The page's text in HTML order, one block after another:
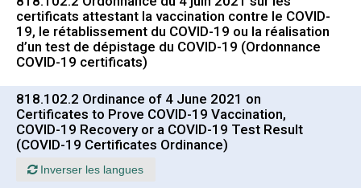
certificats attestant la vaccination contre le COVID-
19, le rétablissement du COVID-19 ou la réalisation
d’un test de dépistage du COVID-19 (Ordonnance
COVID-19 certificats)
818.102.2 Ordinance of 4 June 2021 on
Certificates to Prove COVID-19 Vaccination,
COVID-19 Recovery or a COVID-19 Test Result
(COVID-19 Certificates Ordinance)
Inverser les langues